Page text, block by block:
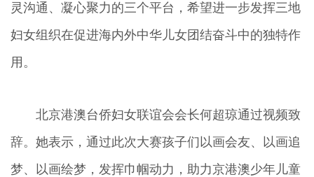
灵沟通、凝心聚力的三个平台，希望进一步发挥三地
妇女组织在促进海内外中华儿女团结奋斗中的独特作
用。
北京港澳台侨妇女联谊会会长何超琼通过视频致
辞。她表示，通过此次大赛孩子们以画会友、以画追
梦、以画绘梦，发挥巾帼动力，助力京港澳少年儿童